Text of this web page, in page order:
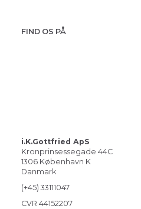
FIND OS PÅ
i.K.Gottfried ApS
Kronprinsessegade 44C
1306 København K
Danmark
(+45) 33111047
CVR 44152207